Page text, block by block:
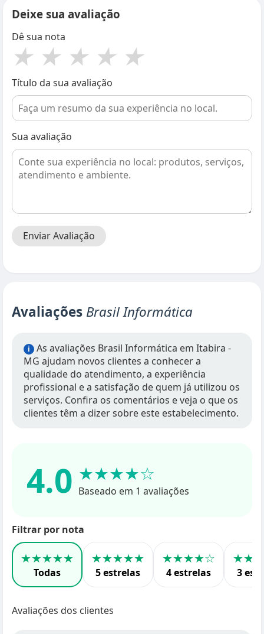
Deixe sua avaliação
Dê sua nota
★ ★ ★ ★ ★
Título da sua avaliação
Sua avaliação
Enviar Avaliação
Avaliações Brasil Informática
i
As avaliações Brasil Informática em Itabira -
MG ajudam novos clientes a conhecer a
qualidade do atendimento, a experiência
profissional e a satisfação de quem já utilizou os
serviços. Confira os comentários e veja o que os
clientes têm a dizer sobre este estabelecimento.
4.0 ★★★★☆
Baseado em 1 avaliações
Filtrar por nota
★★★★★
Todas
★★★★★
5 estrelas
★★★★☆
4 estrelas 3
Avaliações dos clientes